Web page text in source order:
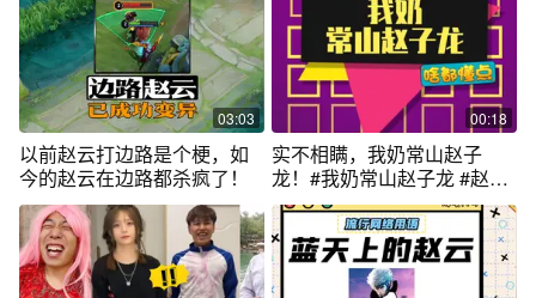
03:03
以前赵云打边路是个梗，如
今的赵云在边路都杀疯了！
00:18
实不相瞒，我奶常山赵子
龙！#我奶常山赵子龙 #赵云
#开学抖出知识点 @抖音青少
年